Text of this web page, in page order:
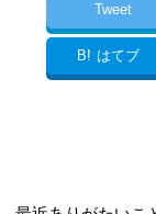
Tweet
B! はてブ